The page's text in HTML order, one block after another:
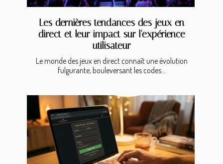
Les dernières tendances des jeux en
direct et leur impact sur l'expérience
utilisateur
Le monde des jeux en direct connaît une évolution
fulgurante, bouleversant les codes...